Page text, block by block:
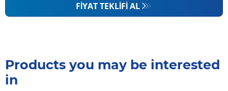
FIYAT TEKLIFI AL
Products you may be interested
in